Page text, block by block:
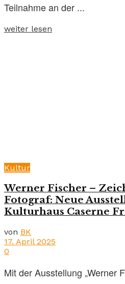
Teilnahme an der ...
weiter lesen
Kultur
Werner Fischer –
Fotograf: Neue
Kulturhaus Caserne
von BK
17. April 2025
0
Mit der Ausstellung „Werner